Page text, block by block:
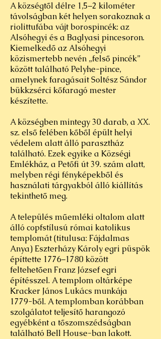
A községtől délre 1,5–2 kilométer
távolságban két helyen sorakoznak a
riolittufába vájt borospincék: az
Alsóhegyi és a Baglyasi pincesoron.
Kiemelkedő az Alsóhegyi
közismertebb nevén „felső pincék”
között található Pelyhe-pince,
amelynek faragásait Soltész Sándor
bükkzsérci kőfaragó mester
készítette.
A községben mintegy 30 darab, a XX.
sz. első felében kőből épült helyi
védelem alatt álló parasztház
található. Ezek egyike a Községi
Emlékház, a Petőfi út 39. szám alatt,
melyben régi fényképekből és
használati tárgyakból álló kiállítás
tekinthető meg.
A település műemléki oltalom alatt
álló copfstílusú római katolikus
templomát (titulusa: Fájdalmas
Anya) Eszterházy Károly egri püspök
építtette 1776–1780 között
feltehetően Franz József egri
építésszel. A templom oltárképe
Kracker János Lukács munkája
1779-ből. A templomban korábban
szolgálatot teljesítő harangozó
egyébként a tőszomszédságban
található Bell House-ban lakott.